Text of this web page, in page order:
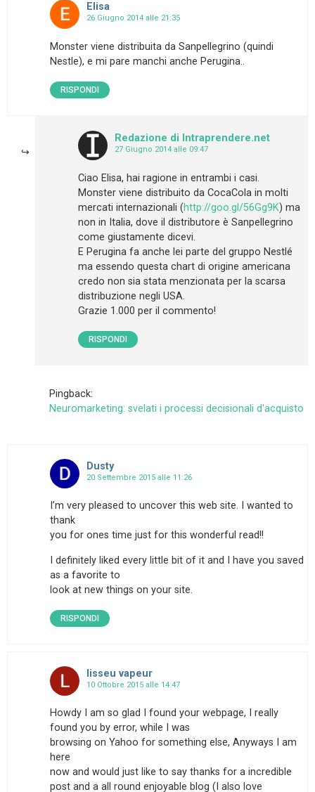
Elisa
26 Giugno 2014 alle 21:35
Monster viene distribuita da Sanpellegrino (quindi
Nestle), e mi pare manchi anche Perugina..
RISPONDI
Redazione di Intraprendere.net
27 Giugno 2014 alle 09:47
Ciao Elisa, hai ragione in entrambi i casi.
Monster viene distribuito da CocaCola in molti
mercati internazionali (http://goo.gl/56Gg9K) ma
non in Italia, dove il distributore è Sanpellegrino
come giustamente dicevi.
E Perugina fa anche lei parte del gruppo Nestlé
ma essendo questa chart di origine americana
credo non sia stata menzionata per la scarsa
distribuzione negli USA.
Grazie 1.000 per il commento!
RISPONDI
Pingback:
Neuromarketing: svelati i processi decisionali d'acquisto
Dusty
20 Settembre 2015 alle 11:26
I’m very pleased to uncover this web site. I wanted to
thank
you for ones time just for this wonderful read!!
I definitely liked every little bit of it and I have you saved
as a favorite to
look at new things on your site.
RISPONDI
lisseu vapeur
10 Ottobre 2015 alle 14:47
Howdy I am so glad I found your webpage, I really
found you by error, while I was
browsing on Yahoo for something else, Anyways I am
here
now and would just like to say thanks for a incredible
post and a all round enjoyable blog (I also love